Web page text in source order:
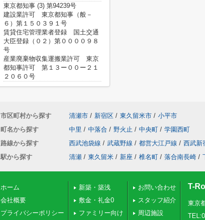
東京都知事 (3) 第94239号
建設業許可 東京都知事（般－
６）第１５０３９１号
賃貸住宅管理業者登録 国土交通
大臣登録（０２）第００００９８
号
産業廃棄物収集運搬業許可 東京
都知事許可 第１３ー００ー２１
２０６０号
市区町村から探す 清瀬市 / 新宿区 / 東久留米市 / 小平市
町名から探す
中里 / 中落合 / 野火止 / 中央町 / 学園西町
路線から探す
西武池袋線 / 武蔵野線 / 都営大江戸線 / 西武新
駅から探す
清瀬 / 東久留米 / 新座 / 椎名町 / 落合南長崎 /
ホーム
会社概要
プライバシーポリシー
新築・築浅
敷金・礼金0
ファミリー向け
お問い合わせ
スタッフ紹介
周辺施設
T-
東京